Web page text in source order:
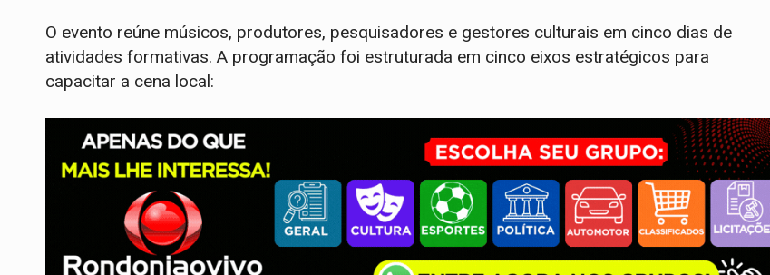
O evento reúne músicos, produtores, pesquisadores e gestores culturais em cinco dias de
atividades formativas. A programação foi estruturada em cinco eixos estratégicos para
capacitar a cena local: